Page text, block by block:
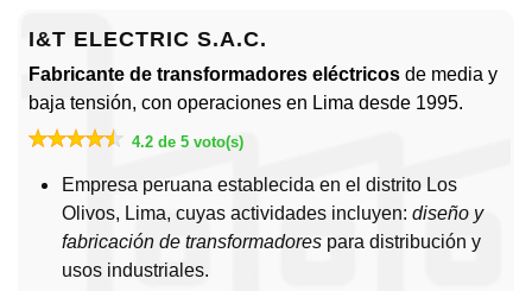
I&T ELECTRIC S.A.C.
Fabricante de transformadores eléctricos de media y
baja tensión, con operaciones en Lima desde 1995.
4.2 de 5 voto(s)
Empresa peruana establecida en el distrito Los
Olivos, Lima, cuyas actividades incluyen: diseño y
fabricación de transformadores para distribución y
usos industriales.